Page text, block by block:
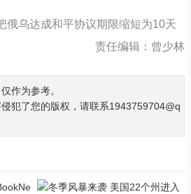
俄乌达成和平协议期限缩短为10天
责任编辑：曾少林
作为参考。
犯了您的版权，请联系1943759704@q